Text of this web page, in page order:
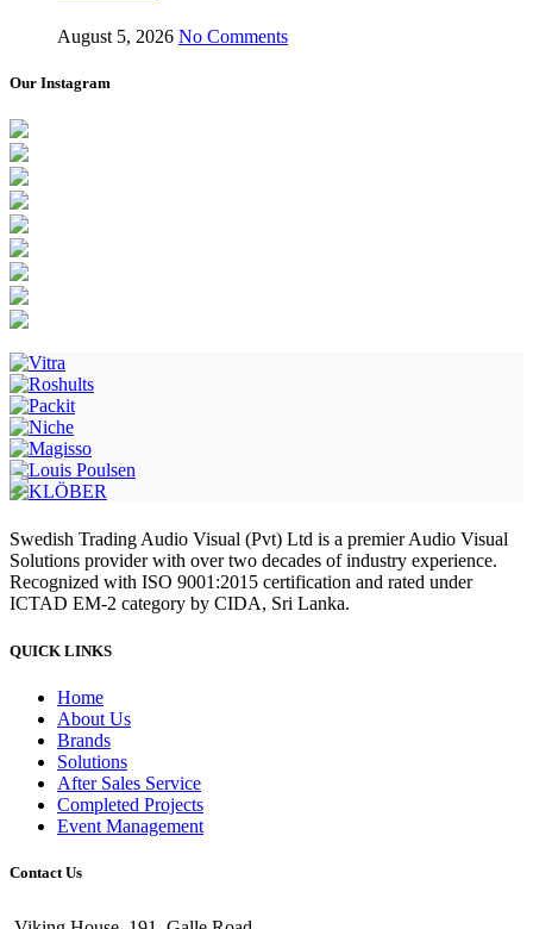
August 5, 2026 No Comments
Our Instagram
Swedish Trading Audio Visual (Pvt) Ltd is a premier Audio Visual
Solutions provider with over two decades of industry experience.
Recognized with ISO 9001:2015 certification and rated under
ICTAD EM-2 category by CIDA, Sri Lanka.
QUICK LINKS
Home
About Us
Brands
Solutions
After Sales Service
Completed Projects
Event Management
Contact Us